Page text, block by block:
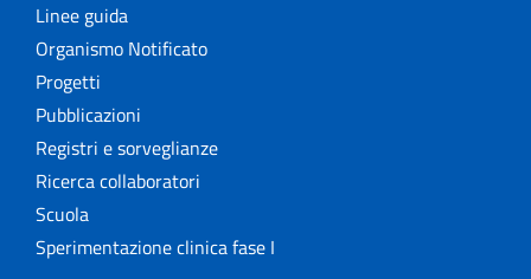
Linee guida
Organismo Notificato
Progetti
Pubblicazioni
Registri e sorveglianze
Ricerca collaboratori
Scuola
Sperimentazione clinica fase I